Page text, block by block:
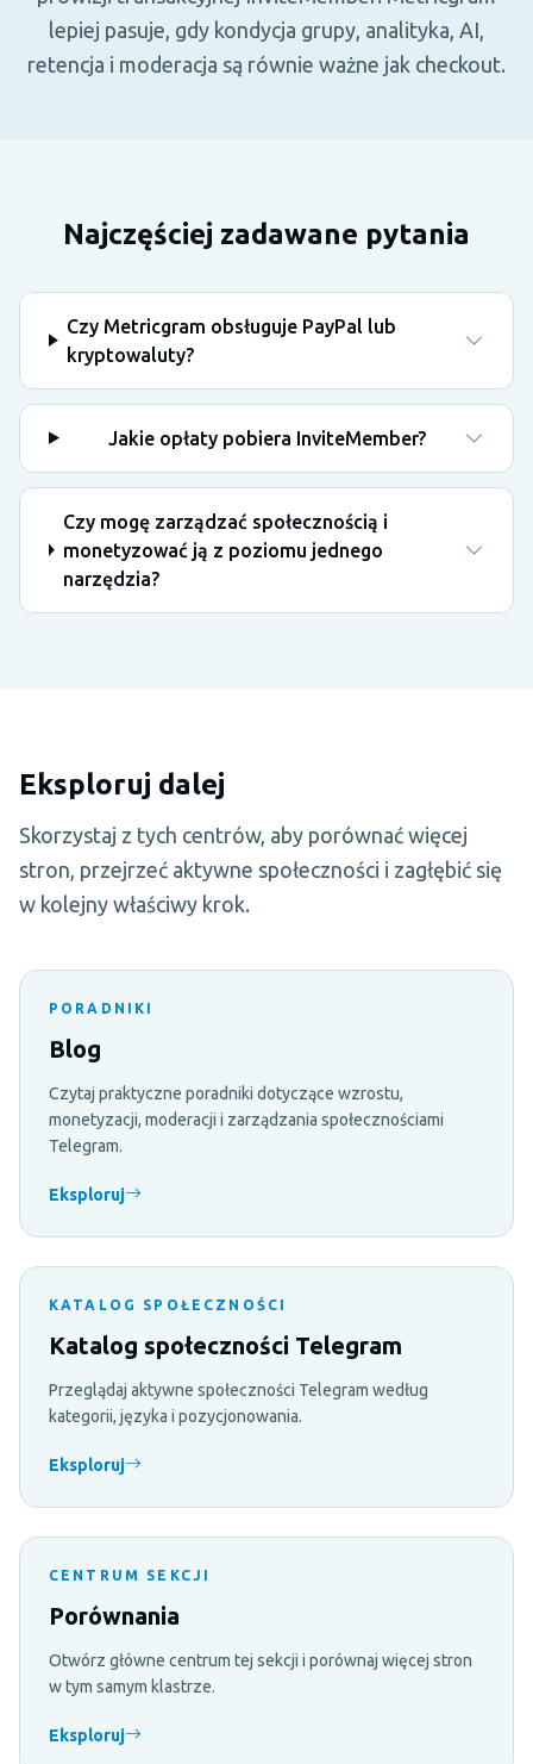
lepiej pasuje, gdy kondycja grupy, analityka, AI,
retencja i moderacja są równie ważne jak checkout.
Najczęściej zadawane pytania
Czy Metricgram obsługuje PayPal lub
kryptowaluty?
Jakie opłaty pobiera InviteMember?
Czy mogę zarządzać społecznością i
monetyzować ją z poziomu jednego
narzędzia?
Eksploruj dalej
Skorzystaj z tych centrów, aby porównać więcej
stron, przejrzeć aktywne społeczności i zagłębić się
w kolejny właściwy krok.
PORADNIKI
Blog
Czytaj praktyczne poradniki dotyczące wzrostu,
monetyzacji, moderacji i zarządzania społecznościami
Telegram.
Eksploruj
KATALOG SPOŁECZNOŚCI
Katalog społeczności Telegram
Przeglądaj aktywne społeczności Telegram według
kategorii, języka i pozycjonowania.
Eksploruj
CENTRUM SEKCJI
Porównania
Otwórz główne centrum tej sekcji i porównaj więcej stron
w tym samym klastrze.
Eksploruj